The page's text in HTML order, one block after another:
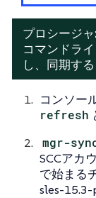
プロシージャ:
コマンドラ
し、同期する
コンソー
refresh
mgr-
SCCアカ
で始まる
sles-15.3-